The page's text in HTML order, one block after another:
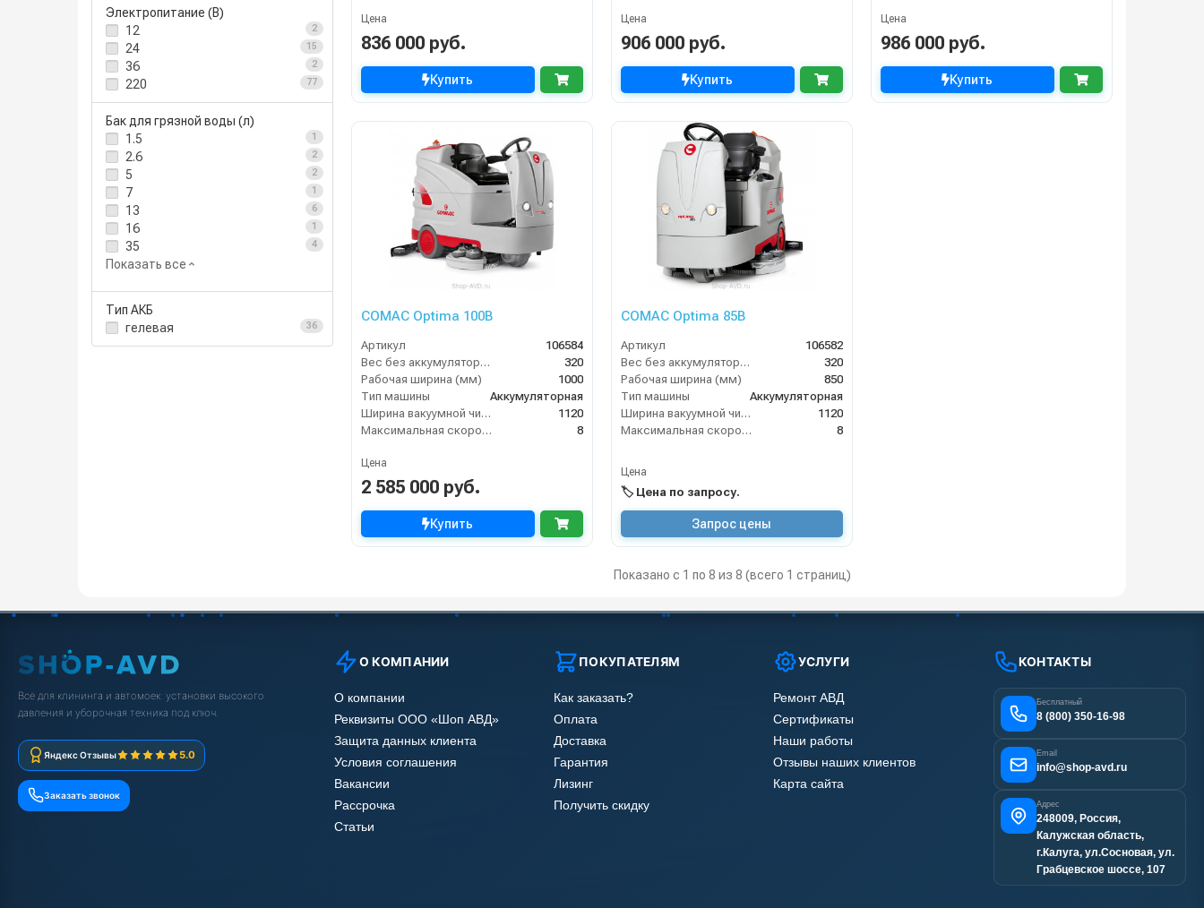
Электропитание (В)
12
2
24 15
36 2
220 77
Бак для грязной воды (л)
1.5
1
2.6 2
5 2
7 1
13 6
16 1
35 4
Показать все
Тип АКБ
гелевая
36
Цена
836 000 руб.
Купить
Цена
906 000 руб.
Купить
Цена
986 000 руб.
Купить
COMAC Optima 100B
Артикул
106584
Вес без аккумуляторов (кг)
320
Рабочая ширина (мм)
1000
Тип машины
Аккумуляторная
Ширина вакуумной чистки (мм)
1120
Максимальная скорость движения (км/ч)
8
Цена
2 585 000 руб.
Купить
COMAC Optima 85B
Артикул
106582
Вес без аккумуляторов (кг)
320
Рабочая ширина (мм)
850
Тип машины
Аккумуляторная
Ширина вакуумной чистки (мм)
1120
Максимальная скорость движения (км/ч)
8
Цена
🏷️ Цена по запросу.
Запрос цены
Показано с 1 по 8 из 8 (всего 1 страниц)
Всё для клининга и автомоек: установки высокого
давления и уборочная техника под ключ.
Яндекс Отзывы 5.0
Заказать звонок
О КОМПАНИИ
О компании
Реквизиты ООО «Шоп АВД»
Защита данных клиента
Условия соглашения
Вакансии
Рассрочка
Статьи
ПОКУПАТЕЛЯМ
Как заказать?
Оплата
Доставка
Гарантия
Лизинг
Получить скидку
УСЛУГИ
Ремонт АВД
Сертификаты
Наши работы
Отзывы наших клиентов
Карта сайта
КОНТАКТЫ
Бесплатный
8 (800) 350-16-98
Email
info@shop-avd.ru
Адрес
248009, Россия,
Калужская область,
г.Калуга, ул.Сосновая, ул.
Грабцевское шоссе, 107